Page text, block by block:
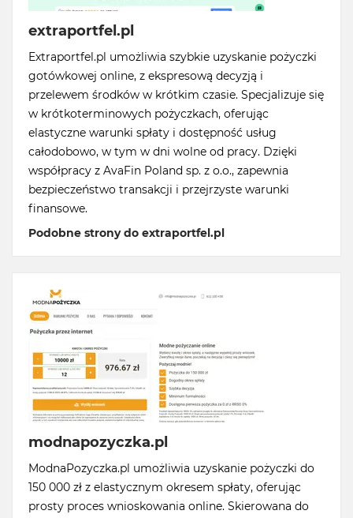
extraportfel.pl
Extraportfel.pl umożliwia szybkie uzyskanie pożyczki
gotówkowej online, z ekspresową decyzją i
przelewem środków w krótkim czasie. Specjalizuje się
w krótkoterminowych pożyczkach, oferując
elastyczne warunki spłaty i dostępność usług
całodobowo, w tym w dni wolne od pracy. Dzięki
współpracy z AvaFin Poland sp. z o.o., zapewnia
bezpieczeństwo transakcji i przejrzyste warunki
finansowe.
Podobne strony do extraportfel.pl
modnapozyczka.pl
ModnaPozyczka.pl umożliwia uzyskanie pożyczki do
150 000 zł z elastycznym okresem spłaty, oferując
prosty proces wnioskowania online. Skierowana do